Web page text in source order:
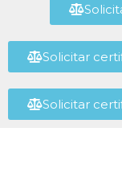
Solicitar
Solicitar